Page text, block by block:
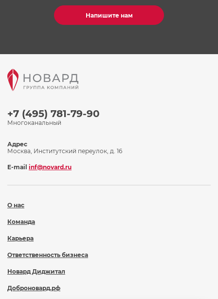
Напишите нам
+7 (495) 781-79-90
Многоканальный
О нас
Команда
Карьера
Ответственность бизнеса
Новард Диджитал
Доброновард.рф
Адрес
Москва, Институтский переулок, д. 16
E-mail inf@novard.ru